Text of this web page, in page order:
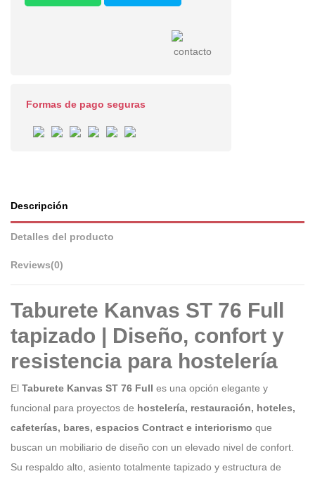
Formas de pago seguras
Descripción
Detalles del producto
Reviews(0)
Taburete Kanvas ST 76 Full
tapizado | Diseño, confort y
resistencia para hostelería
El Taburete Kanvas ST 76 Full es una opción elegante y
funcional para proyectos de hostelería, restauración, hoteles,
cafeterías, bares, espacios Contract e interiorismo que
buscan un mobiliario de diseño con un elevado nivel de confort.
Su respaldo alto, asiento totalmente tapizado y estructura de